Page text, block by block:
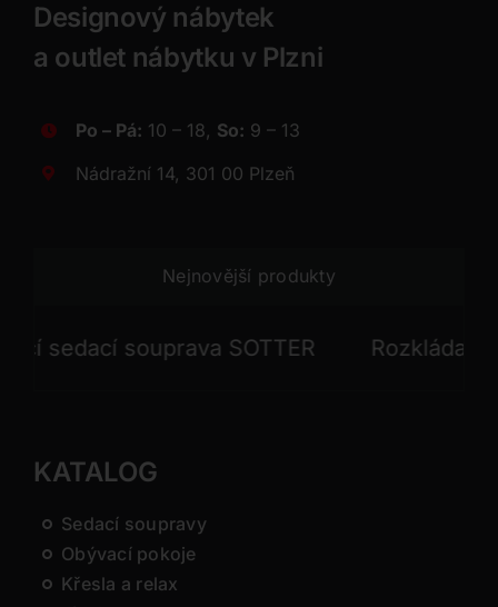
Designový nábytek
a outlet nábytku v Plzni
Po – Pá: 10 – 18, So: 9 – 13
Nádražní 14, 301 00 Plzeň
Nejnovější produkty
souprava SOTTER Rozkládací
KATALOG
Sedací soupravy
Obývací pokoje
Křesla a relax